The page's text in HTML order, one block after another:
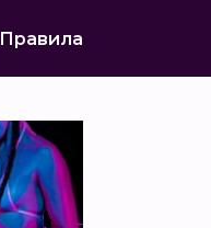
Правила